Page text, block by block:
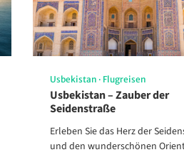
– Geburtsort der Elbe
Usbekistan · Flugreisen
Usbekistan – Zauber der
Seidenstraße
Erleben Sie das Herz der
und den wunderschönen